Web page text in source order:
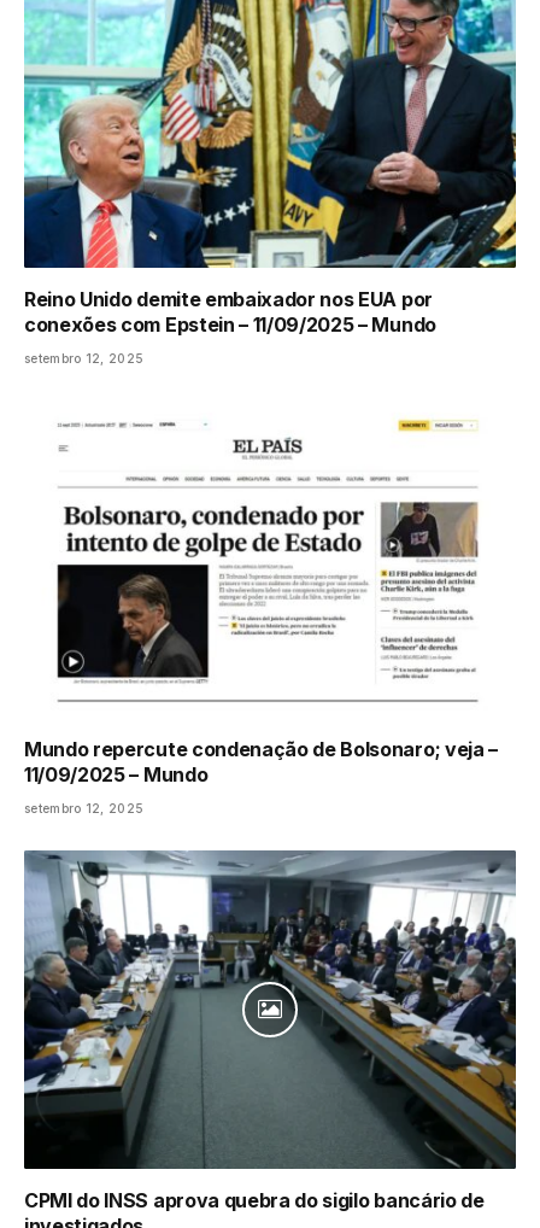
Reino Unido demite embaixador nos EUA por
conexões com Epstein – 11/09/2025 – Mundo
setembro 12, 2025
Mundo repercute condenação de Bolsonaro; veja –
11/09/2025 – Mundo
setembro 12, 2025
CPMI do INSS aprova quebra do sigilo bancário de